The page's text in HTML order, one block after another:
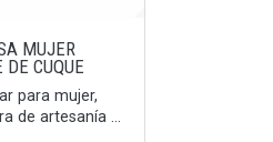
MUJER
DE CUQUE
para mujer,
de artesanía ...